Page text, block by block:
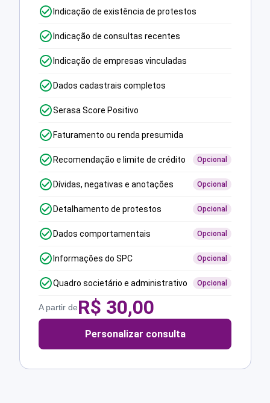
Indicação de existência de protestos
Indicação de consultas recentes
Indicação de empresas vinculadas
Dados cadastrais completos
Serasa Score Positivo
Faturamento ou renda presumida
Recomendação e limite de crédito Opcional
Dívidas, negativas e anotações Opcional
Detalhamento de protestos Opcional
Dados comportamentais Opcional
Informações do SPC Opcional
Quadro societário e administrativo Opcional
A partir deR$ 30,00
Personalizar consulta